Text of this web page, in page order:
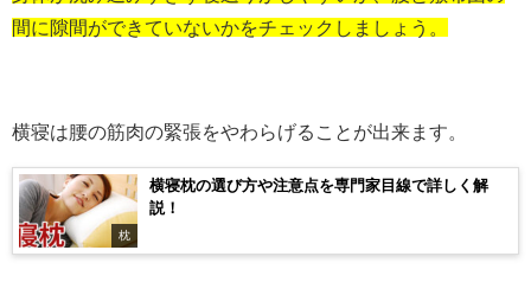
間に隙間ができていないかをチェックしましょう。
横寝は腰の筋肉の緊張をやわらげることが出来ます。
枕
横寝枕の選び方や注意点を専門家目線で詳しく解
説！